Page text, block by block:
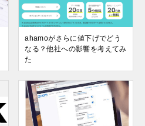
ahamoがさらに値下げでどう
なる？他社への影響を考えてみ
た